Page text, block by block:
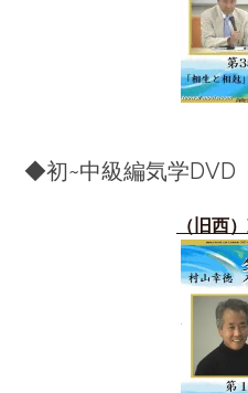
◆初~中級編気学DVD
（旧西